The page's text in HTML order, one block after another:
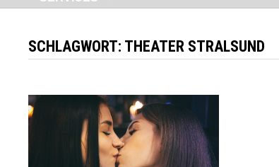
SCHLAGWORT: THEATER STRALSUND